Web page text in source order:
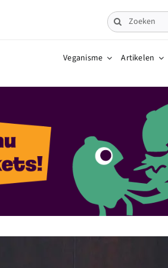
Zoeken
naar:
Veganisme Artikelen